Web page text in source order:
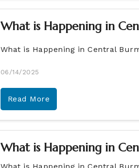
What is Happening in
What is Happening in Central
06/14/2025
Read More
What is Happening in